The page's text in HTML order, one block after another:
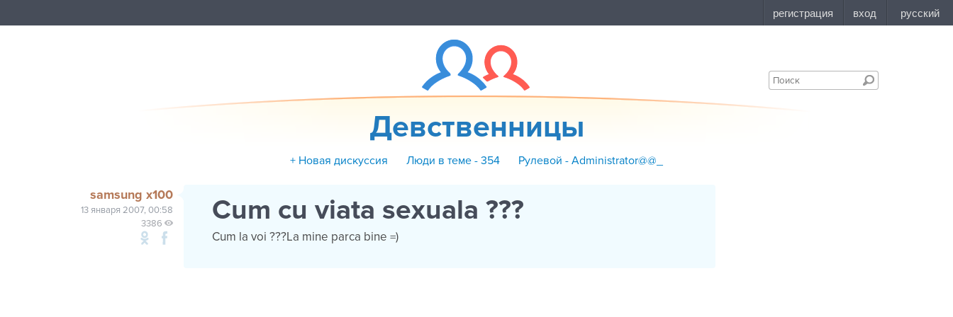
Девственницы
+ Новая дискуссия Люди в теме - 354 Рулевой - Administrator@@_
samsung x100
13 января 2007, 00:58
3386
Cum cu viata sexuala ???
Cum la voi ???La mine parca bine =)